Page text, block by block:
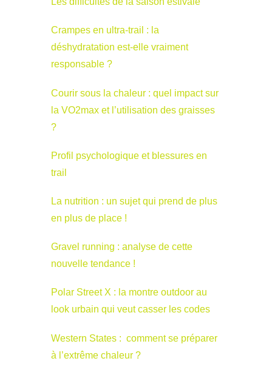
Crampes en ultra-trail : la
déshydratation est-elle vraiment
responsable ?
Courir sous la chaleur : quel impact sur
la VO2max et l’utilisation des graisses
?
Profil psychologique et blessures en
trail
La nutrition : un sujet qui prend de plus
en plus de place !
Gravel running : analyse de cette
nouvelle tendance !
Polar Street X : la montre outdoor au
look urbain qui veut casser les codes
Western States : comment se préparer
à l’extrême chaleur ?